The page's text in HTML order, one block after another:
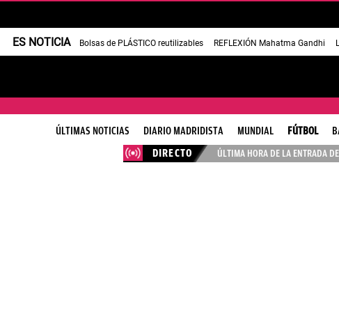
ES NOTICIA Bolsas de PLÁSTICO reutilizables REFLEXIÓN Mahatma Gandhi
ÚLTIMAS NOTICIAS DIARIO MADRIDISTA MUNDIAL FÚTBOL
DIRECTO
ÚLTIMA HORA DE LA ENTRADA